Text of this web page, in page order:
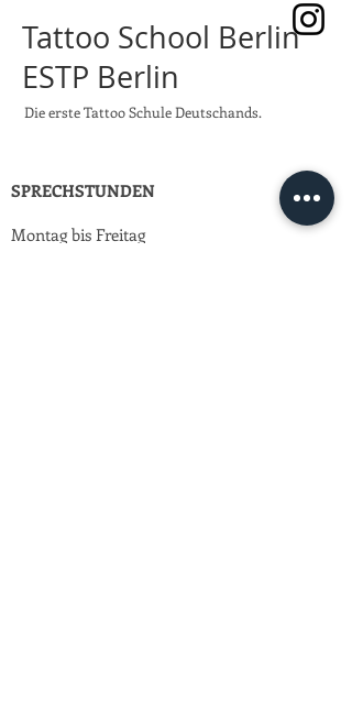
Tattoo School Berlin
ESTP Berlin
Die erste Tattoo Schule Deutschands.
SPRECHSTUNDEN
Montag bis Freitag